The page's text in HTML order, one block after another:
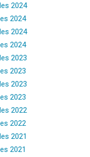
2024
2024
2024
2024
2023
2023
2023
2023
2022
2022
2021
2021